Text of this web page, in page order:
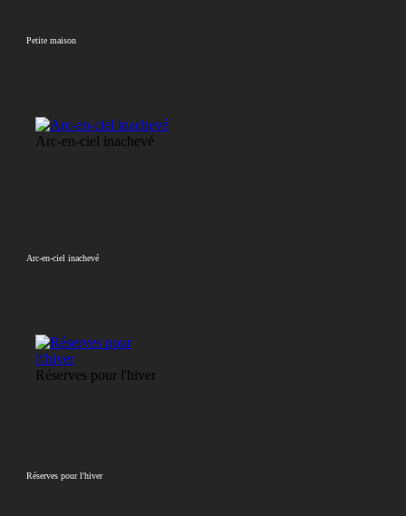
Petite maison
Arc-en-ciel inachevé
Arc-en-ciel inachevé
Réserves pour l'hiver
Réserves pour l'hiver